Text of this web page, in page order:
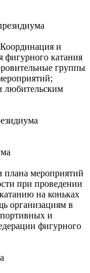
и
фигурного катания
группы
любительским
плана мероприятий
при проведении
на коньках
организациям в
и
фигурного